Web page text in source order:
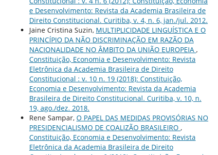
e Desenvolvimento: Revista da Academia Brasileira de
Direito Constitucional. Curitiba, v. 4, n. 6, jan./jul. 2012.
Jaine Cristina Suzin, MULTIPLICIDADE LINGUÍSTICA E O
PRINCÍPIO DA NÃO DISCRIMINAÇÃO EM RAZÃO DA
NACIONALIDADE NO ÂMBITO DA UNIÃO EUROPEIA ,
Constituição, Economia e Desenvolvimento: Revista
Eletrônica da Academia Brasileira de Direito
Constitucional : v. 10 n. 19 (2018): Constituição,
Economia e Desenvolvimento: Revista da Academia
Brasileira de Direito Constitucional. Curitiba, v. 10, n.
19, ago./dez. 2018.
Rene Sampar, O PAPEL DAS MEDIDAS PROVISÓRIAS NO
PRESIDENCIALISMO DE COALIZÃO BRASILEIRO ,
Constituição, Economia e Desenvolvimento: Revista
Eletrônica da Academia Brasileira de Direito